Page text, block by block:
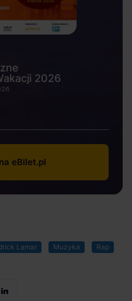
2026
eBilet.pl
Lamar Muzyka Rap